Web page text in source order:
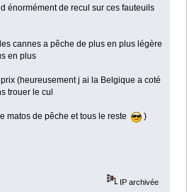
énormément de recul sur ces fauteuils
cannes a pêche de plus en plus légère
en plus
(heureusement j ai la Belgique a coté
trouer le cul
matos de pêche et tous le reste )
IP archivée